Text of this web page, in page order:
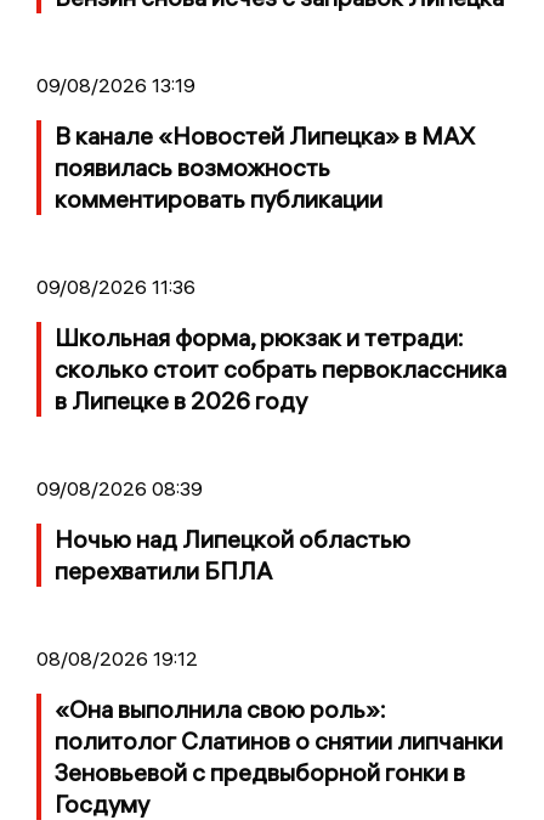
09/08/2026 13:19
В канале «Новостей Липецка» в MAX
появилась возможность
комментировать публикации
09/08/2026 11:36
Школьная форма, рюкзак и тетради:
сколько стоит собрать первоклассника
в Липецке в 2026 году
09/08/2026 08:39
Ночью над Липецкой областью
перехватили БПЛА
08/08/2026 19:12
«Она выполнила свою роль»:
политолог Слатинов о снятии липчанки
Зеновьевой с предвыборной гонки в
Госдуму